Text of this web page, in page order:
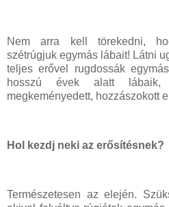
Nem arra kell törekedni,
szétrúgjuk egymás lábait! Látni
teljes erővel rugdossák
hosszú évek alatt lábaik,
megkeményedett, hozzászokott
Hol kezdj neki az erősítésnek?
Természetesen az elején.